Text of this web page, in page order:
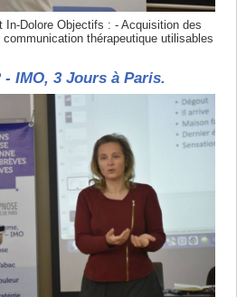
In-Dolore Objectifs : - Acquisition des
thérapeutique utilisables
IMO, 3 Jours à Paris.